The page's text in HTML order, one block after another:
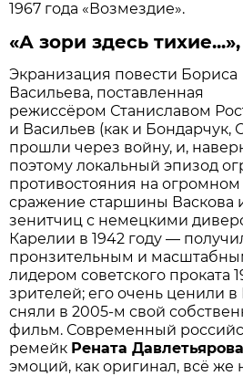
1967 года «Возмездие».
«А зори здесь тихие...»,
Экранизация повести Бориса
Васильева, поставленная
режиссёром Станиславом
и Васильев (как и Бондарчук,
прошли через войну, и,
поэтому локальный эпизод
противостояния на
сражение старшины Васкова
зенитчиц с немецкими
Карелии в 1942 году —
пронзительным и
лидером советского проката
зрителей; его очень ценили
сняли в 2005-м свой
фильм. Современный
ремейк Рената Давлетьярова
эмоций, как оригинал, всё же